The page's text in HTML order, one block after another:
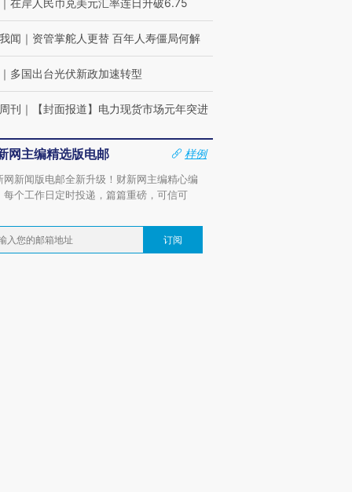
｜ 在岸人民币兑美元汇率连日升破6.75
闻 ｜ 资管掌舵人更替 百年人寿僵局何解
｜ 多国出台光伏新政加速转型
刊 ｜ 【封面报道】电力现货市场元年突进
网主编精选版电邮
样例
网新闻版电邮全新升级！财新网主编精心编
每个工作日定时投递，篇篇重磅，可信可
订阅